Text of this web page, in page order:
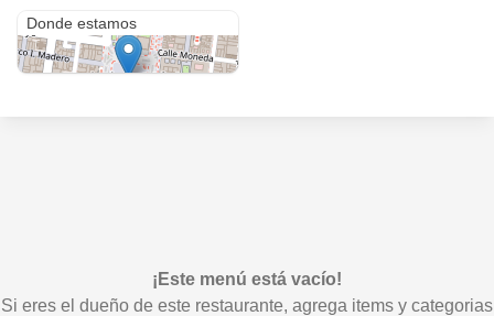
Donde estamos
¡Este menú está vacío!
Si eres el dueño de este restaurante, agrega items y categorias